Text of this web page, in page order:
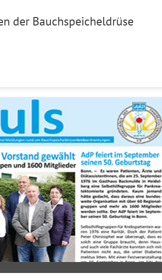
der Bauchspeicheldrüse